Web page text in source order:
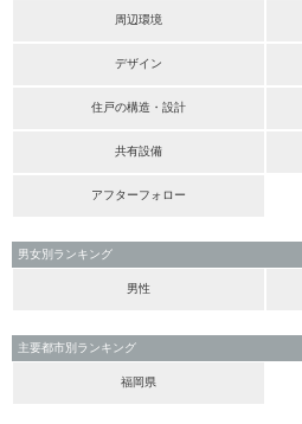
周辺環境
デザイン
住戸の構造・設計
共有設備
アフターフォロー
男女別ランキング
男性
主要都市別ランキング
福岡県